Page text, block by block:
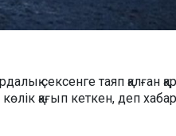
сексенге таяп қалған
қағып кеткен, деп